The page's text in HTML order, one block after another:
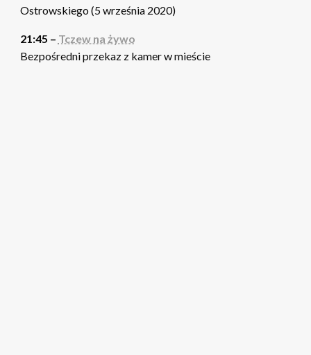
Ostrowskiego (5 września 2020)
21:45 – Tczew na żywo
Bezpośredni przekaz z kamer w mieście